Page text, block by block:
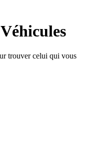
trouver celui qui vous